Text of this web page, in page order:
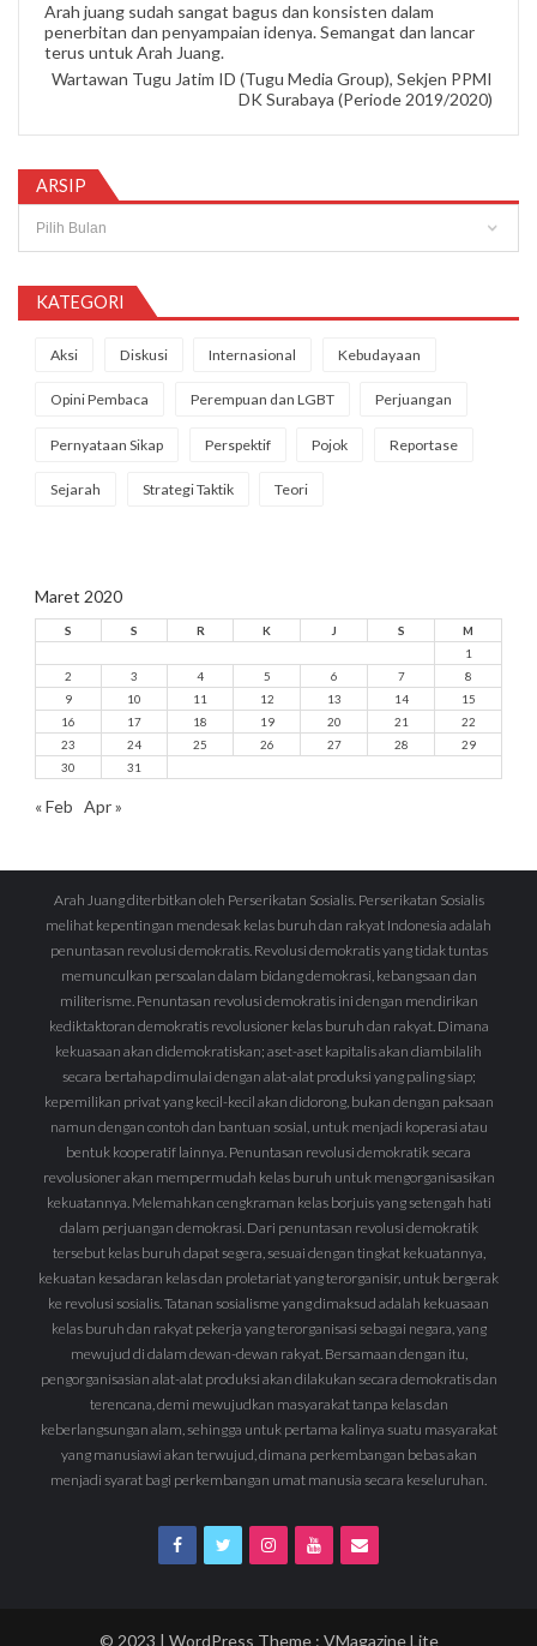
Arah juang sudah sangat bagus dan konsisten dalam
penerbitan dan penyampaian idenya. Semangat dan lancar
terus untuk Arah Juang.
Wartawan Tugu Jatim ID (Tugu Media Group), Sekjen PPMI
DK Surabaya (Periode 2019/2020)
ARSIP
KATEGORI
Aksi Diskusi Internasional Kebudayaan
Opini Pembaca Perempuan dan LGBT Perjuangan
Pernyataan Sikap Perspektif Pojok Reportase
Sejarah Strategi Taktik Teori
Maret 2020
S S R K J S
M
1
2
3 4 5 6 7
8
9
10 11 12 13 14
15
16
17 18 19 20 21
22
23
24 25 26 27 28
29
30
31
« Feb Apr »
Arah Juang diterbitkan oleh Perserikatan Sosialis. Perserikatan Sosialis
melihat kepentingan mendesak kelas buruh dan rakyat Indonesia adalah
penuntasan revolusi demokratis. Revolusi demokratis yang tidak tuntas
memunculkan persoalan dalam bidang demokrasi, kebangsaan dan
militerisme. Penuntasan revolusi demokratis ini dengan mendirikan
kediktaktoran demokratis revolusioner kelas buruh dan rakyat. Dimana
kekuasaan akan didemokratiskan; aset-aset kapitalis akan diambilalih
secara bertahap dimulai dengan alat-alat produksi yang paling siap;
kepemilikan privat yang kecil-kecil akan didorong, bukan dengan paksaan
namun dengan contoh dan bantuan sosial, untuk menjadi koperasi atau
bentuk kooperatif lainnya. Penuntasan revolusi demokratik secara
revolusioner akan mempermudah kelas buruh untuk mengorganisasikan
kekuatannya. Melemahkan cengkraman kelas borjuis yang setengah hati
dalam perjuangan demokrasi. Dari penuntasan revolusi demokratik
tersebut kelas buruh dapat segera, sesuai dengan tingkat kekuatannya,
kekuatan kesadaran kelas dan proletariat yang terorganisir, untuk bergerak
ke revolusi sosialis. Tatanan sosialisme yang dimaksud adalah kekuasaan
kelas buruh dan rakyat pekerja yang terorganisasi sebagai negara, yang
mewujud di dalam dewan-dewan rakyat. Bersamaan dengan itu,
pengorganisasian alat-alat produksi akan dilakukan secara demokratis dan
terencana, demi mewujudkan masyarakat tanpa kelas dan
keberlangsungan alam, sehingga untuk pertama kalinya suatu masyarakat
yang manusiawi akan terwujud, dimana perkembangan bebas akan
menjadi syarat bagi perkembangan umat manusia secara keseluruhan.
© 2023 | WordPress Theme : VMagazine Lite